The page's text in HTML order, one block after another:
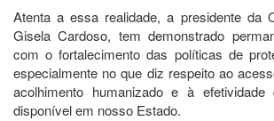
Atenta a essa realidade, a presidente da
Gisela Cardoso, tem demonstrado
com o fortalecimento das políticas de
especialmente no que diz respeito ao
acolhimento humanizado e à
disponível em nosso Estado.